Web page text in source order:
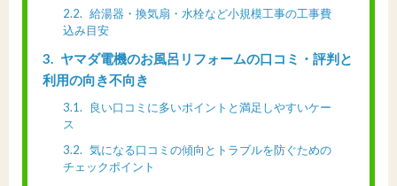
2.2
給湯器・換気扇・水栓など小規模工事の工事費
込み目安
3
ヤマダ電機のお風呂リフォームの口コミ・評判と
利用の向き不向き
3.1
良い口コミに多いポイントと満足しやすいケー
ス
3.2
気になる口コミの傾向とトラブルを防ぐための
チェックポイント